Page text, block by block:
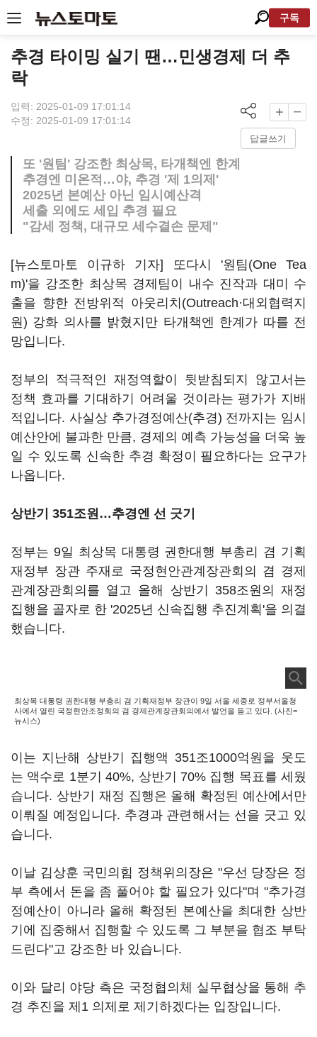
구독
추경 타이밍 실기 땐…민생경제 더 추
락
입력: 2025-01-09 17:01:14
수정: 2025-01-09 17:01:14
답글쓰기
또 '원팀' 강조한 최상목, 타개책엔 한계
추경엔 미온적…야, 추경 '제 1의제'
2025년 본예산 아닌 임시예산격
세출 외에도 세입 추경 필요
"감세 정책, 대규모 세수결손 문제"
[뉴스토마토 이규하 기자] 또다시 '원팀(One Tea
m)'을 강조한 최상목 경제팀이 내수 진작과 대미 수
출을 향한 전방위적 아웃리치(Outreach·대외협력지
원) 강화 의사를 밝혔지만 타개책엔 한계가 따를 전
망입니다.
정부의 적극적인 재정역할이 뒷받침되지 않고서는
정책 효과를 기대하기 어려울 것이라는 평가가 지배
적입니다. 사실상 추가경정예산(추경) 전까지는 임시
예산안에 불과한 만큼, 경제의 예측 가능성을 더욱 높
일 수 있도록 신속한 추경 확정이 필요하다는 요구가
나옵니다.
상반기 351조원…추경엔 선 긋기
정부는 9일 최상목 대통령 권한대행 부총리 겸 기획
재정부 장관 주재로 국정현안관계장관회의 겸 경제
관계장관회의를 열고 올해 상반기 358조원의 재정
집행을 골자로 한 '2025년 신속집행 추진계획'을 의결
했습니다.
최상목 대통령 권한대행 부총리 겸 기획재정부 장관이 9일 서울 세종로 정부서울청
사에서 열린 국정현안조정회의 겸 경제관계장관회의에서 발언을 듣고 있다. (사진=
뉴시스)
이는 지난해 상반기 집행액 351조1000억원을 웃도
는 액수로 1분기 40%, 상반기 70% 집행 목표를 세웠
습니다. 상반기 재정 집행은 올해 확정된 예산에서만
이뤄질 예정입니다. 추경과 관련해서는 선을 긋고 있
습니다.
이날 김상훈 국민의힘 정책위의장은 "우선 당장은 정
부 측에서 돈을 좀 풀어야 할 필요가 있다"며 "추가경
정예산이 아니라 올해 확정된 본예산을 최대한 상반
기에 집중해서 집행할 수 있도록 그 부분을 협조 부탁
드린다"고 강조한 바 있습니다.
이와 달리 야당 측은 국정협의체 실무협상을 통해 추
경 추진을 제1 의제로 제기하겠다는 입장입니다.